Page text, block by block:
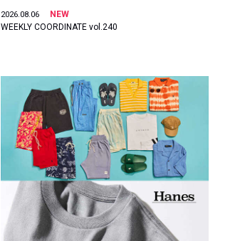
2026.08.06
NEW
WEEKLY COORDINATE vol.240